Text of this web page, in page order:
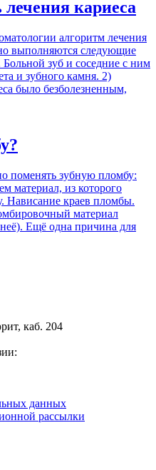
лечения кариеса
алгоритм лечения
выполняются следующие
зуб и соседние с ним
и зубного камня. 2)
было безболезненным,
поменять зубную пломбу:
материал, из которого
Нависание краев пломбы.
материал
неё). Ещё одна причина для
каб. 204
данных
рассылки